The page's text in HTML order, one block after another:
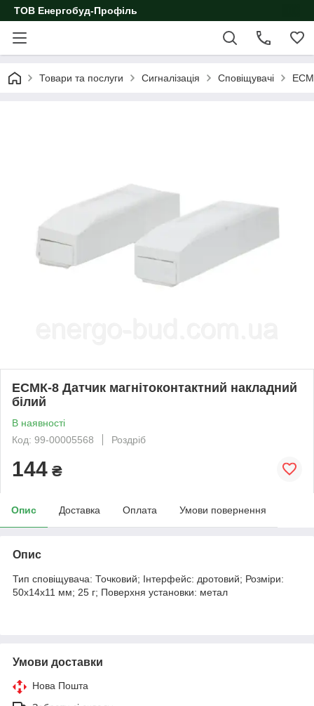
ТОВ Енергобуд-Профіль
Товари та послуги Сигналізація Сповіщувачі
ЕСМК-8 Датчик магнітоконтактний накладний
білий
В наявності
Код: 99-00005568
Роздріб
144 ₴
Опис Доставка Оплата Умови повернення
Опис
Тип сповіщувача: Точковий; Інтерфейс: дротовий; Розміри:
50х14х11 мм; 25 г; Поверхня установки: метал
Умови доставки
Нова Пошта